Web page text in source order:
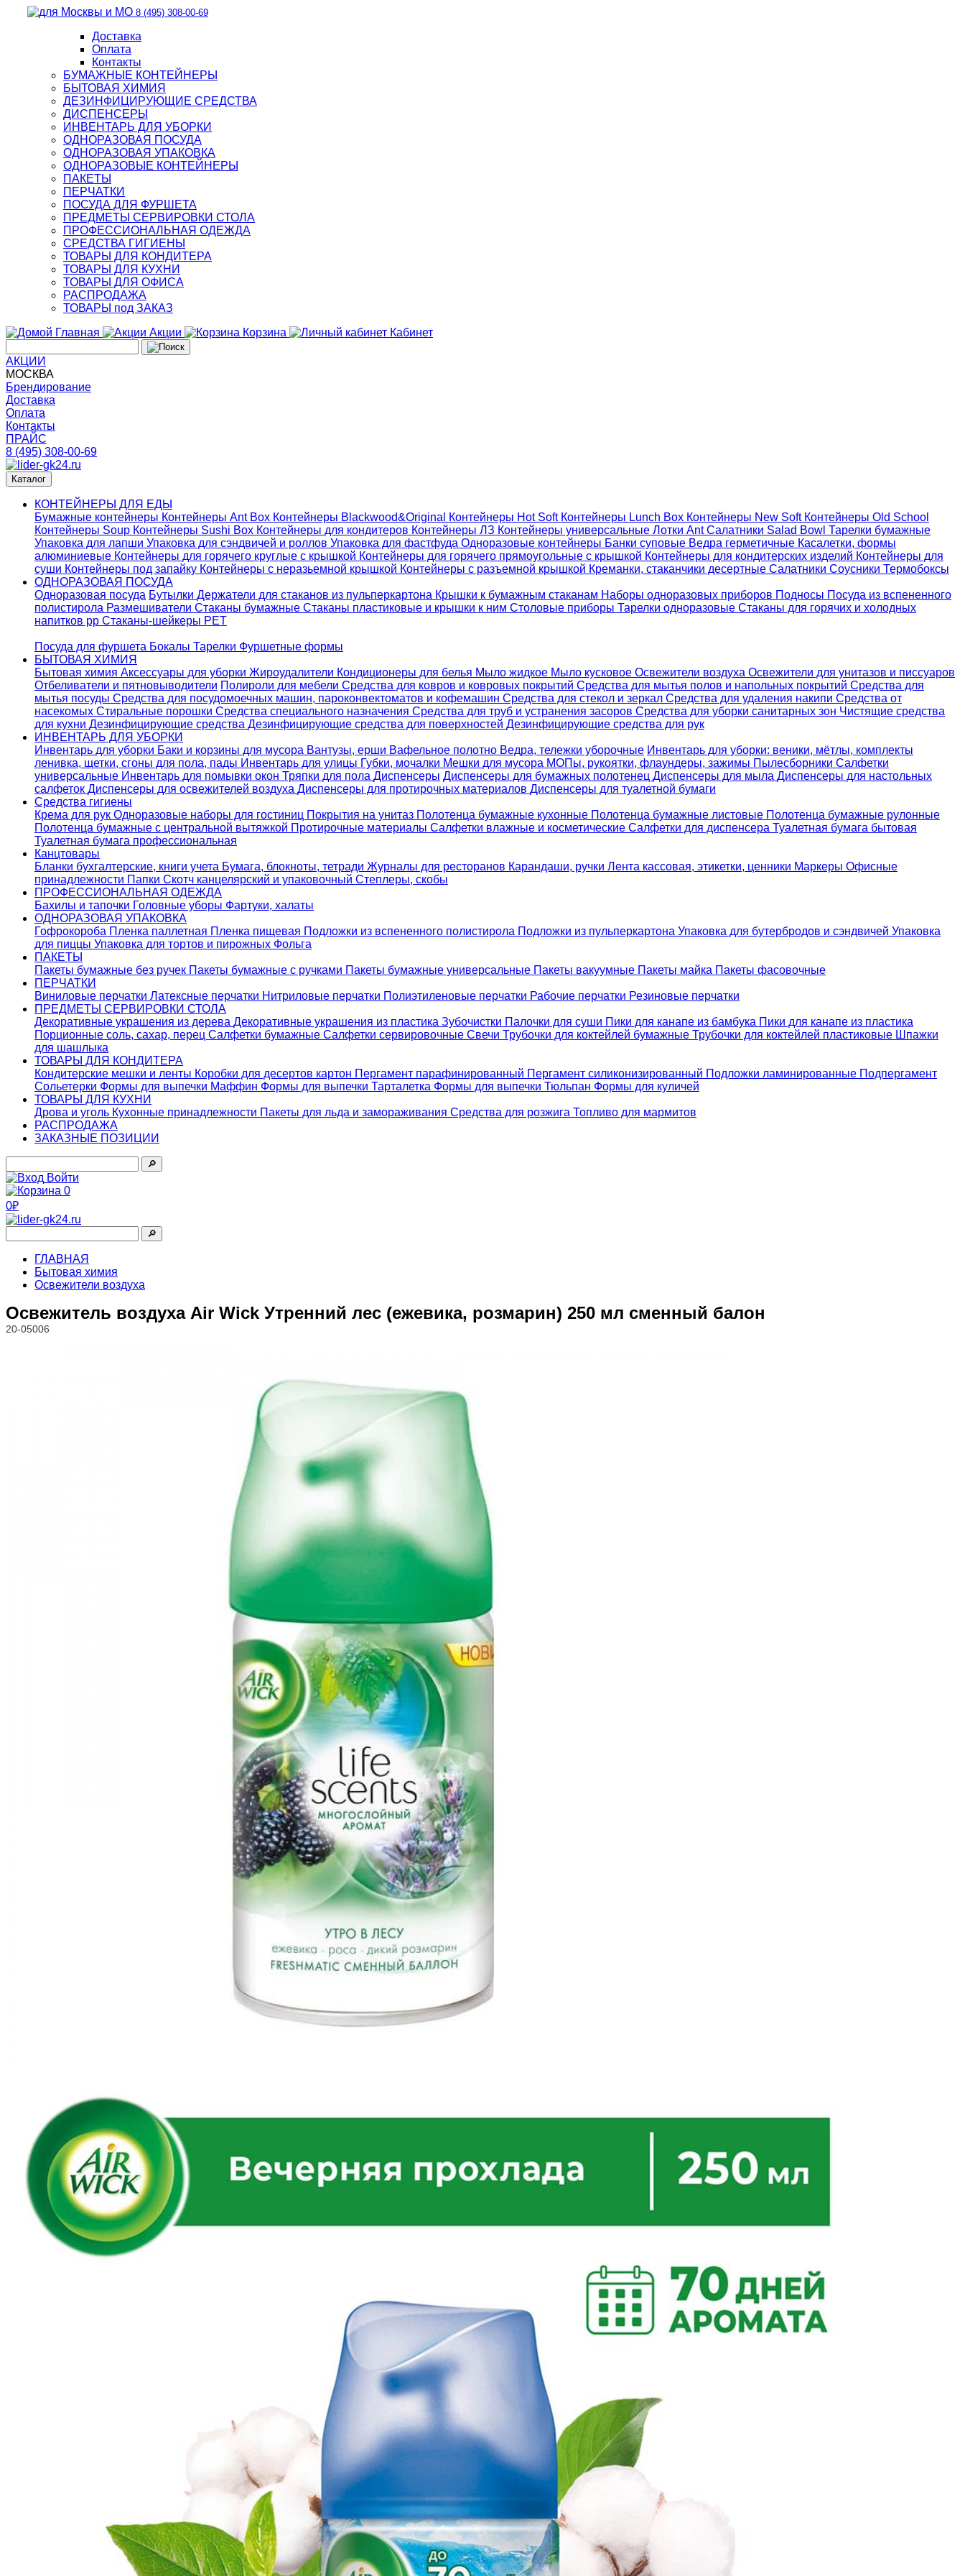
8 (495) 308-00-69
Доставка
Оплата
Контакты
БУМАЖНЫЕ КОНТЕЙНЕРЫ
БЫТОВАЯ ХИМИЯ
ДЕЗИНФИЦИРУЮЩИЕ СРЕДСТВА
ДИСПЕНСЕРЫ
ИНВЕНТАРЬ ДЛЯ УБОРКИ
ОДНОРАЗОВАЯ ПОСУДА
ОДНОРАЗОВАЯ УПАКОВКА
ОДНОРАЗОВЫЕ КОНТЕЙНЕРЫ
ПАКЕТЫ
ПЕРЧАТКИ
ПОСУДА ДЛЯ ФУРШЕТА
ПРЕДМЕТЫ СЕРВИРОВКИ СТОЛА
ПРОФЕССИОНАЛЬНАЯ ОДЕЖДА
СРЕДСТВА ГИГИЕНЫ
ТОВАРЫ ДЛЯ КОНДИТЕРА
ТОВАРЫ ДЛЯ КУХНИ
ТОВАРЫ ДЛЯ ОФИСА
РАСПРОДАЖА
ТОВАРЫ под ЗАКАЗ
Главная
Акции Корзина Кабинет
АКЦИИ
МОСКВА
Брендирование
Доставка
Оплата
Контакты
ПРАЙС
8 (495) 308-00-69
Каталог
КОНТЕЙНЕРЫ ДЛЯ ЕДЫ
Бумажные контейнеры Контейнеры Ant Box Контейнеры Blackwood&Original Контейнеры Hot Soft Контейнеры Lunch Box Контейнеры New Soft Контейнеры Old School
Контейнеры Soup Контейнеры Sushi Box Контейнеры для кондитеров Контейнеры ЛЗ Контейнеры универсальные Лотки AntСалатники Salad Bowl Тарелки бумажные
Упаковка для лапши Упаковка для сэндвичей и роллов Упаковка для фастфуда Одноразовые контейнеры Банки суповые Ведра герметичные Касалетки, формы
алюминиевые Контейнеры для горячего круглые с крышкой Контейнеры для горячего прямоугольные с крышкой Контейнеры для кондитерских изделий Контейнеры для
суши Контейнеры под запайку Контейнеры с неразьемной крышкой Контейнеры с разъемной крышкой Креманки, стаканчики десертные Салатники Соусники Термобоксы
ОДНОРАЗОВАЯ ПОСУДА
Одноразовая посуда Бутылки Держатели для стаканов из пульперкартона Крышки к бумажным стаканам Наборы одноразовых приборов Подносы Посуда из вспененного
полистирола Размешиватели Стаканы бумажные Стаканы пластиковые и крышки к ним Столовые приборы Тарелки одноразовые Стаканы для горячих и холодных
напитков pp Стаканы-шейкеры PET
Посуда для фуршета Бокалы Тарелки Фуршетные формы
БЫТОВАЯ ХИМИЯ
Бытовая химия Аксессуары для уборки Жироудалители Кондиционеры для белья Мыло жидкое Мыло кусковое Освежители воздуха Освежители для унитазов и писсуаров
Отбеливатели и пятновыводители Полироли для мебели Средства для ковров и ковровых покрытий Средства для мытья полов и напольных покрытий Средства для
мытья посуды Средства для посудомоечных машин, пароконвектоматов и кофемашин Средства для стекол и зеркал Средства для удаления накипи Средства от
насекомых Стиральные порошки Cредства специального назначения Средства для труб и устранения засоров Средства для уборки санитарных зон Чистящие средства
для кухни Дезинфицирующие средства Дезинфицирующие средства для поверхностей Дезинфицирующие средства для рук
ИНВЕНТАРЬ ДЛЯ УБОРКИ
Инвентарь для уборки Баки и корзины для мусора Вантузы, ерши Вафельное полотно Ведра, тележки уборочные Инвентарь для уборки: веники, мётлы, комплекты
ленивка, щетки, сгоны для пола, пады Инвентарь для улицы Губки, мочалки Мешки для мусора МОПы, рукоятки, флаундеры, зажимы Пылесборники Салфетки
универсальные Инвентарь для помывки окон Тряпки для пола Диспенсеры Диспенсеры для бумажных полотенец Диспенсеры для мыла Диспенсеры для настольных
салфеток Диспенсеры для освежителей воздуха Диспенсеры для протирочных материалов Диспенсеры для туалетной бумаги
Средства гигиены
Крема для рук Одноразовые наборы для гостиниц Покрытия на унитаз Полотенца бумажные кухонные Полотенца бумажные листовые Полотенца бумажные рулонные
Полотенца бумажные с центральной вытяжкой Протирочные материалы Салфетки влажные и косметические Салфетки для диспенсера Туалетная бумага бытовая
Туалетная бумага профессиональная
Канцтовары
Бланки бухгалтерские, книги учета Бумага, блокноты, тетради Журналы для ресторанов Карандаши, ручки Лента кассовая, этикетки, ценники Маркеры Офисные
принадлежности Папки Скотч канцелярский и упаковочный Степлеры, скобы
ПРОФЕССИОНАЛЬНАЯ ОДЕЖДА
Бахилы и тапочки Головные уборы Фартуки, халаты
ОДНОРАЗОВАЯ УПАКОВКА
Гофрокороба Пленка паллетная Пленка пищевая Подложки из вспененного полистирола Подложки из пульперкартона Упаковка для бутербродов и сэндвичей Упаковка
для пиццы Упаковка для тортов и пирожных Фольга
ПАКЕТЫ
Пакеты бумажные без ручек Пакеты бумажные с ручками Пакеты бумажные универсальные Пакеты вакуумные Пакеты майка Пакеты фасовочные
ПЕРЧАТКИ
Виниловые перчатки Латексные перчатки Нитриловые перчатки Полиэтиленовые перчатки Рабочие перчатки Резиновые перчатки
ПРЕДМЕТЫ СЕРВИРОВКИ СТОЛА
Декоративные украшения из дерева Декоративные украшения из пластика Зубочистки Палочки для суши Пики для канапе из бамбука Пики для канапе из пластика
Порционные соль, сахар, перец Салфетки бумажные Салфетки сервировочные Свечи Трубочки для коктейлей бумажные Трубочки для коктейлей пластиковые Шпажки
для шашлыка
ТОВАРЫ ДЛЯ КОНДИТЕРА
Кондитерские мешки и ленты Коробки для десертов картон Пергамент парафинированный Пергамент силиконизированный Подложки ламинированные Подпергамент
Сольетерки Формы для выпечки Маффин Формы для выпечки Тарталетка Формы для выпечки Тюльпан Формы для куличей
ТОВАРЫ ДЛЯ КУХНИ
Дрова и уголь Кухонные принадлежности Пакеты для льда и замораживания Средства для розжига Топливо для мармитов
РАСПРОДАЖА
ЗАКАЗНЫЕ ПОЗИЦИИ
🔎︎
Войти
0
0₽
🔎︎
ГЛАВНАЯ
Бытовая химия
Освежители воздуха
Освежитель воздуха Air Wick Утренний лес (ежевика, розмарин) 250 мл сменный балон
20-05006